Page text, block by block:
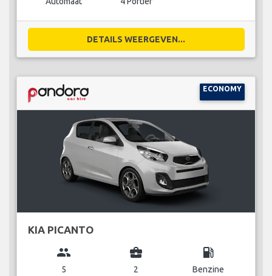
DETAILS WEERGEVEN...
ECONOMY
KIA PICANTO
group
5
business_center
2
local_gas_station
Benzine